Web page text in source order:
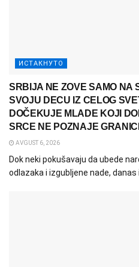
ИСТАКНУТО
SRBIJA NE ZOVE SAMO NA
SVOJU DECU IZ CELOG
DOČEKUJE MLADE KOJI
SRCE NE POZNAJE
AVGUST 6, 2026
Dok neki pokušavaju da ubede
odlazaka i izgubljene nade, danas